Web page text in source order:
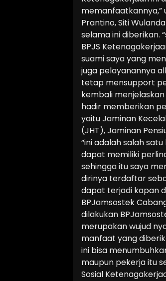
memanfaatkannya,”
Prantino, Siti
selama ini diberikan.
BPJS
suami saya yang
juga pelayanannya
tetap mensupport
kembali
hadir memberikan
yaitu Jaminan
(JHT), Jaminan
“ini adalah salah
dapat memiliki
sehingga itu saya
dirinya terdaftar
dapat terjadi kapan
BPJamsostek
dilakukan
merupakan wujud
manfaat yang
ini bisa
maupun pekerja itu
Sosial